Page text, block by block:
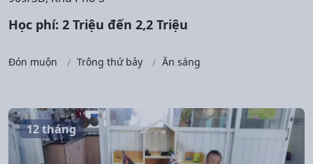
Học phí: 2 Triệu đến 2,2 Triệu
Đón muộn Trông thứ bảy Ăn sáng
12 tháng